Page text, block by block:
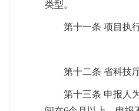
类型。
第十一条 项目执
第十二条 省科技
第十三条 申报人